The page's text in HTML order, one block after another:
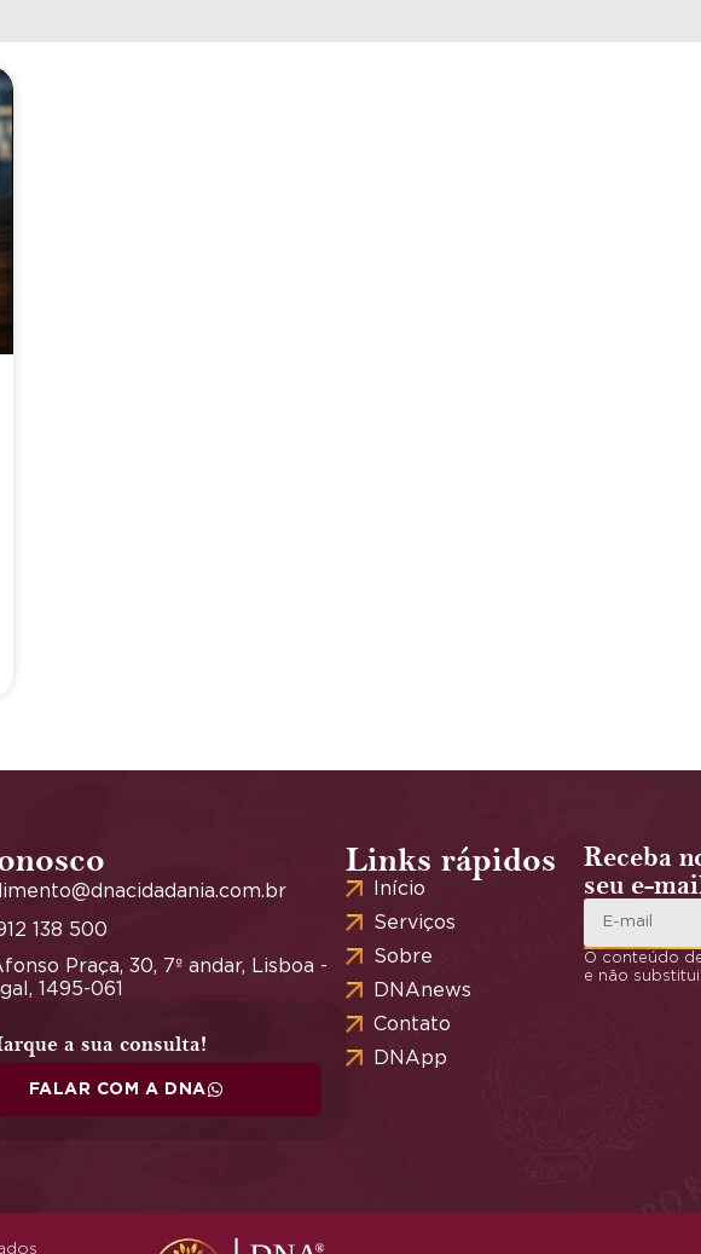
138 500
Praça, 30, 7º andar, Lisboa -
1495-061
a sua consulta!
FALAR COM A DNA
Links rápidos
Início
Serviços
Sobre
DNAnews
Contato
DNApp
Receba
seu e-
O conteúdo
e não